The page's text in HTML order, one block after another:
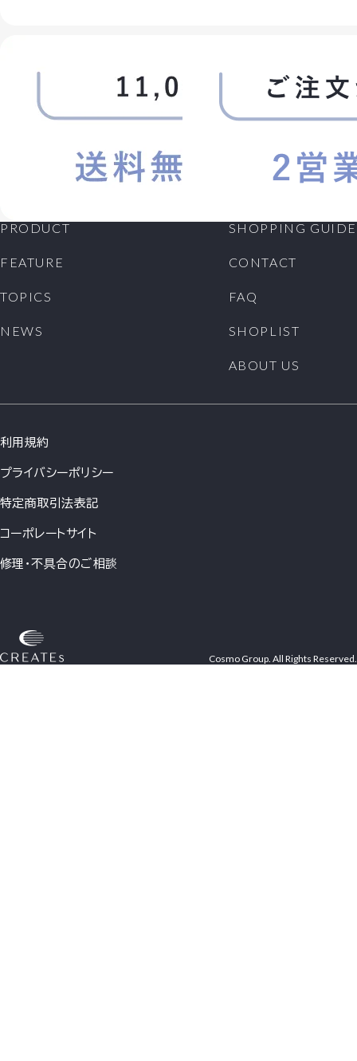
PRODUCT
FEATURE
TOPICS
NEWS
SHOPPING GUIDE
CONTACT
FAQ
SHOPLIST
ABOUT US
利用規約
プライバシーポリシー
特定商取引法表記
コーポレートサイト
修理・不具合のご相談
Cosmo Group. All Rights Reserved.